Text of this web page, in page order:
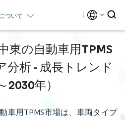
ついて
東の自動車用TPMS
分析 - 成長トレンド
2030年）
車用TPMS市場は、車両タイプ